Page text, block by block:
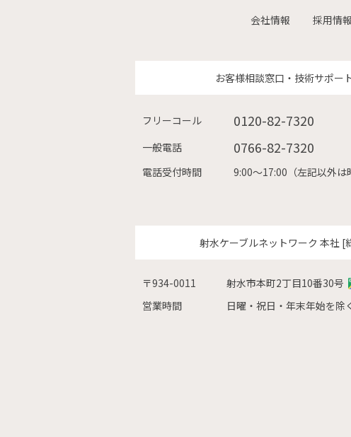
会社情報 採用情報
お客様相談窓口・技術サポー
フリーコール 0120-82-7320
一般電話 0766-82-7320
電話受付時間 9:00〜17:00（左記以外は
射水ケーブルネットワーク 本社 [
〒934-0011
射水市本町2丁目10番30号
営業時間
日曜・祝日・年末年始を除